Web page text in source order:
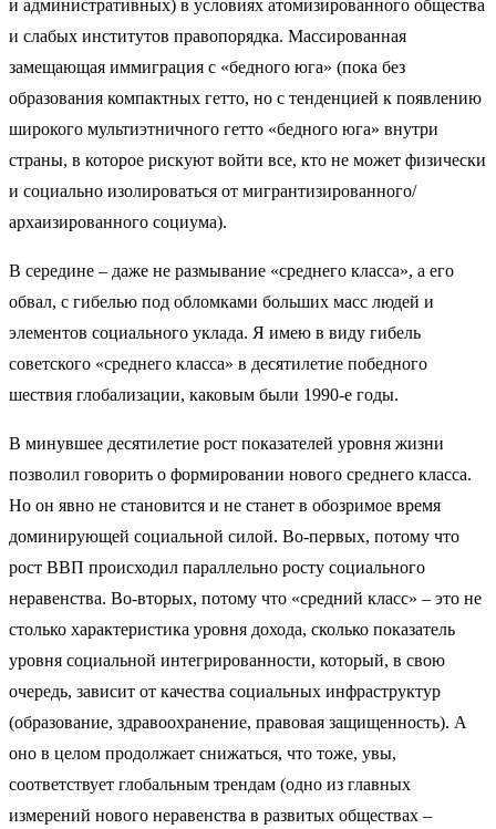
и административных) в условиях атомизированного общества
и слабых институтов правопорядка. Массированная
замещающая иммиграция с «бедного юга» (пока без
образования компактных гетто, но с тенденцией к появлению
широкого мультиэтничного гетто «бедного юга» внутри
страны, в которое рискуют войти все, кто не может физически
и социально изолироваться от мигрантизированного/
архаизированного социума).
В середине – даже не размывание «среднего класса», а его
обвал, с гибелью под обломками больших масс людей и
элементов социального уклада. Я имею в виду гибель
советского «среднего класса» в десятилетие победного
шествия глобализации, каковым были 1990-е годы.
В минувшее десятилетие рост показателей уровня жизни
позволил говорить о формировании нового среднего класса.
Но он явно не становится и не станет в обозримое время
доминирующей социальной силой. Во-первых, потому что
рост ВВП происходил параллельно росту социального
неравенства. Во-вторых, потому что «средний класс» – это не
столько характеристика уровня дохода, сколько показатель
уровня социальной интегрированности, который, в свою
очередь, зависит от качества социальных инфраструктур
(образование, здравоохранение, правовая защищенность). А
оно в целом продолжает снижаться, что тоже, увы,
соответствует глобальным трендам (одно из главных
измерений нового неравенства в развитых обществах –